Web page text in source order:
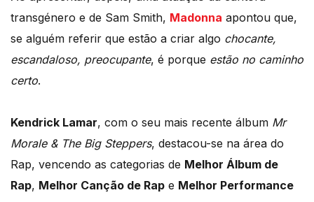
transgénero e de Sam Smith, Madonna apontou que,
se alguém referir que estão a criar algo chocante,
escandaloso, preocupante, é porque estão no caminho
certo.
Kendrick Lamar, com o seu mais recente álbum Mr
Morale & The Big Steppers, destacou-se na área do
Rap, vencendo as categorias de Melhor Álbum de
Rap, Melhor Canção de Rap e Melhor Performance